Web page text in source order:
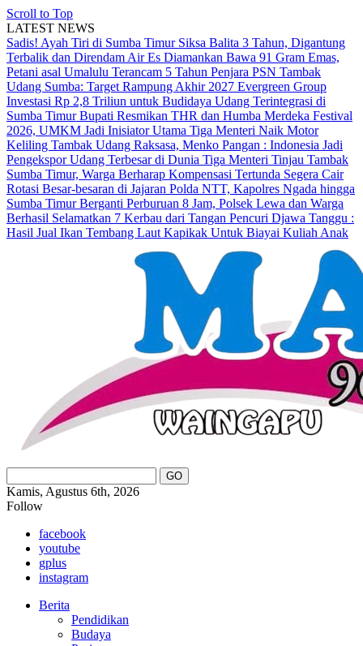
Scroll to Top
LATEST NEWS
Sadis! Ayah Tiri di Sumba Timur Siksa Balita 3 Tahun, Digantung
Terbalik dan Direndam Air Es Diamankan Bawa 91 Gram Emas,
Petani asal Umalulu Terancam 5 Tahun Penjara PSN Tambak
Udang Sumba: Target Rampung Akhir 2027 Evergreen Group
Investasi Rp 2,8 Triliun untuk Budidaya Udang Terintegrasi di
Sumba TimurBupati Resmikan THR dan Humba Merdeka Festival
2026, UMKM Jadi Inisiator Utama Tiga Menteri Naik Motor
Keliling Tambak Udang Raksasa, Menko Pangan : Indonesia Jadi
Pengekspor Udang Terbesar di Dunia Tiga Menteri Tinjau Tambak
Sumba Timur, Warga Berharap Kompensasi Tertunda Segera Cair
Rotasi Besar-besaran di Jajaran Polda NTT, Kapolres Ngada hingga
Sumba Timur Berganti Perburuan 8 Jam, Polsek Lewa dan Warga
Berhasil Selamatkan 7 Kerbau dari Tangan Pencuri Djawa Tanggu :
Hasil Jual Ikan Tembang Laut Kapikak Untuk Biayai Kuliah Anak
Kamis, Agustus 6th, 2026
Follow
facebook
youtube
gplus
instagram
Berita
Pendidikan
Budaya